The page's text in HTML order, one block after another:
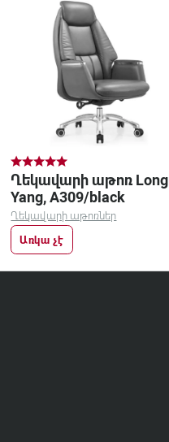
Ղեկավարի աթոռ Long
Yang, A309/black
Ղեկավարի աթոռներ
Առկա չէ